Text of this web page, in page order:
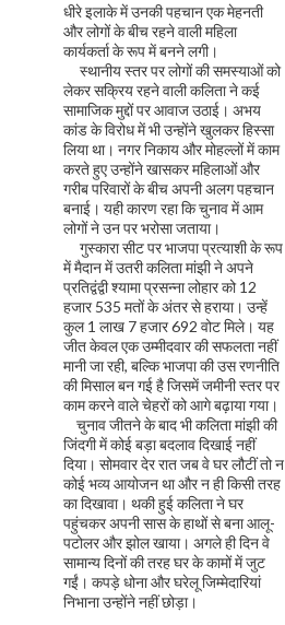
धीरे इलाके में उनकी पहचान एक मेहनती
और लोगों के बीच रहने वाली महिला
कार्यकर्ता के रूप में बनने लगी।
स्थानीय स्तर पर लोगों की समस्याओं को
लेकर सक्रिय रहने वाली कलिता ने कई
सामाजिक मुद्दों पर आवाज उठाई। अभय
कांड के विरोध में भी उन्होंने खुलकर हिस्सा
लिया था। नगर निकाय और मोहल्लों में काम
करते हुए उन्होंने खासकर महिलाओं और
गरीब परिवारों के बीच अपनी अलग पहचान
बनाई। यही कारण रहा कि चुनाव में आम
लोगों ने उन पर भरोसा जताया।
गुस्कारा सीट पर भाजपा प्रत्याशी के रूप
में मैदान में उतरी कलिता मांझी ने अपने
प्रतिद्वंद्वी श्यामा प्रसन्ना लोहार को 12
हजार 535 मतों के अंतर से हराया। उन्हें
कुल 1 लाख 7 हजार 692 वोट मिले। यह
जीत केवल एक उम्मीदवार की सफलता नहीं
मानी जा रही, बल्कि भाजपा की उस रणनीति
की मिसाल बन गई है जिसमें जमीनी स्तर पर
काम करने वाले चेहरों को आगे बढ़ाया गया।
चुनाव जीतने के बाद भी कलिता मांझी की
जिंदगी में कोई बड़ा बदलाव दिखाई नहीं
दिया। सोमवार देर रात जब वे घर लौटीं तो न
कोई भव्य आयोजन था और न ही किसी तरह
का दिखावा। थकी हुई कलिता ने घर
पहुंचकर अपनी सास के हाथों से बना आलू-
पटोलर और झोल खाया। अगले ही दिन वे
सामान्य दिनों की तरह घर के कामों में जुट
गईं। कपड़े धोना और घरेलू जिम्मेदारियां
निभाना उन्होंने नहीं छोड़ा।